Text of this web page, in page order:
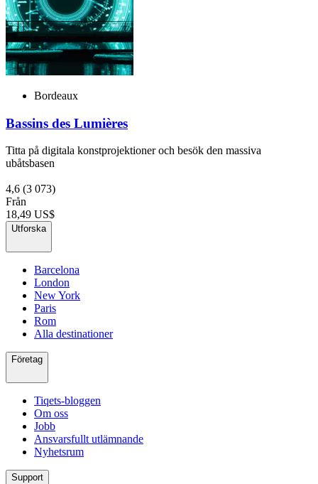
Bordeaux
Bassins des Lumières
Titta på digitala konstprojektioner och besök den massiva
ubåtsbasen
4,6 (3 073)
Från
18,49 US$
Utforska
Barcelona
London
New York
Paris
Rom
Alla destinationer
Företag
Tiqets-bloggen
Om oss
Jobb
Ansvarsfullt utlämnande
Nyhetsrum
Support